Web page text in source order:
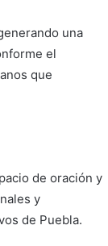
una
el
que
de oración y
y
de Puebla.